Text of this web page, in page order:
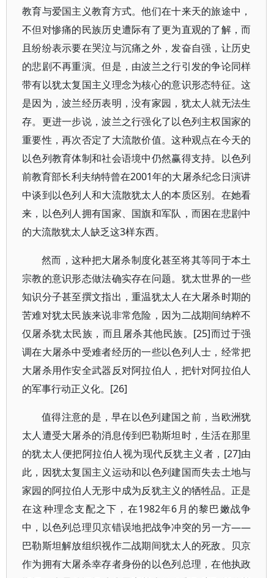
教育与爱国主义教育方式。他们在十来天的旅途中，
不但对惨痛的民族历史遭际有了更为直观的了解，而
且纷纷表示要在哭泣与沉痛之外，发奋自强，让历史
的悲剧不再重演。但是，由波兰之行引发的争论同样
带有以犹太复国主义理念为核心的意识形态特征。这
是因为，波兰经历表明，没有家园，犹太人就无法生
存。更进一步说，波兰之行强化了以色列主权国家的
重要性，再次否定了大流散价值。这种观点在今天的
以色列教育体制和社会语境中仍然赢得支持。以色列
前教育部长利夫纳特曾在2001年的大屠杀纪念日演讲
中谈到以色列人和大流散犹太人的本质区别。在她看
来，以色列人拥有国家、国旗和军队，而困在悲剧中
的大流散犹太人缺乏这3样东西。
然而，这种把大屠杀制度化甚至将其等同于本土
宗教的意识形态做法确实存在问题。犹太世界的一些
知识分子甚至撰文指出，重温犹太人在大屠杀时期的
苦难对犹太民族来说非常危险，因为二战期间纳粹不
仅屠杀犹太民族，而且屠杀其他民族。[25]而过于强
调在大屠杀中受难者经历的一些以色列人士，经常把
大屠杀用作安全武器反对阿拉伯人，把针对阿拉伯人
的军事行动正义化。[26]
值得注意的是，早在以色列建国之前，当欧洲犹
太人遭受大屠杀的消息传到巴勒斯坦时，生活在那里
的犹太人便把阿拉伯人视为现代反犹主义者，[27]由
此，因犹太复国主义运动和以色列建国而失去土地与
家园的阿拉伯人无形中成为反犹主义的牺牲品。正是
在这种理念支配之下，在1982年6月的黎巴嫩战争
中，以色列总理贝京错误地把战争冲突的另一方——
巴勒斯坦解放组织视作二战期间犹太人的死敌。贝京
作为拥有大屠杀幸存者身份的以色列总理，在他执政